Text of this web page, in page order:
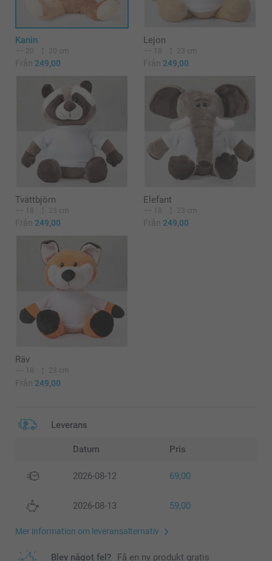
Kanin
20 20 cm
Från 249,00
Lejon
18 23 cm
Från 249,00
Tvättbjörn
18 23 cm
Från 249,00
Elefant
18 23 cm
Från 249,00
Räv
18 23 cm
Från 249,00
Leverans
Datum Pris
2026-08-12 69,00
2026-08-13 59,00
Mer information om leveransalternativ
Blev något fel? Få en ny produkt gratis